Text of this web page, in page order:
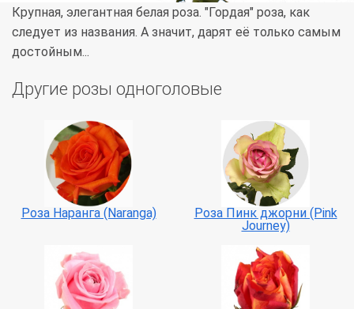
Крупная, элегантная белая роза. "Гордая" роза, как
следует из названия. А значит, дарят её только самым
достойным...
Другие розы одноголовые
Роза Наранга (Naranga)
Роза Пинк джорни (Pink
Journey)